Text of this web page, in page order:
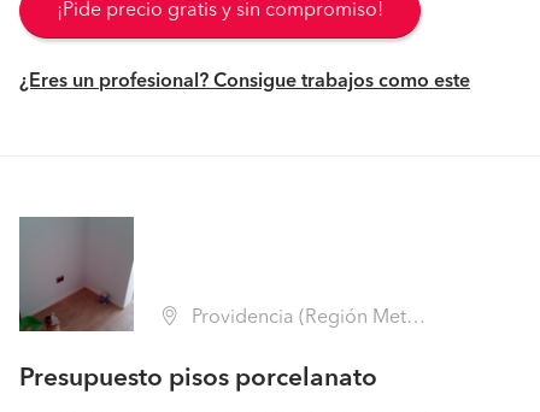
¡Pide precio gratis y sin compromiso!
¿Eres un profesional? Consigue trabajos como este
Providencia (Región Metropolitana - Santiago)
Presupuesto pisos porcelanato